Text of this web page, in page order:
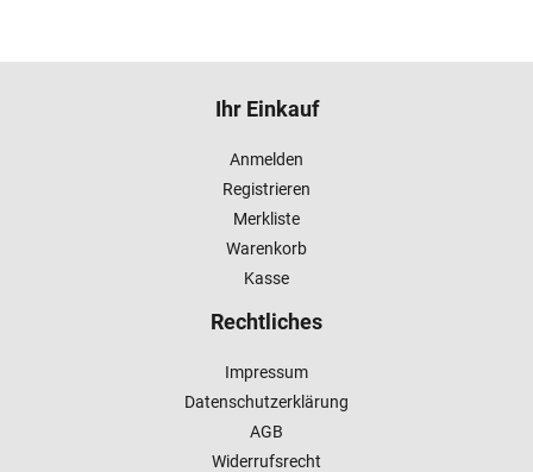
Ihr Einkauf
Anmelden
Registrieren
Merkliste
Warenkorb
Kasse
Rechtliches
Impressum
Datenschutzerklärung
AGB
Widerrufsrecht